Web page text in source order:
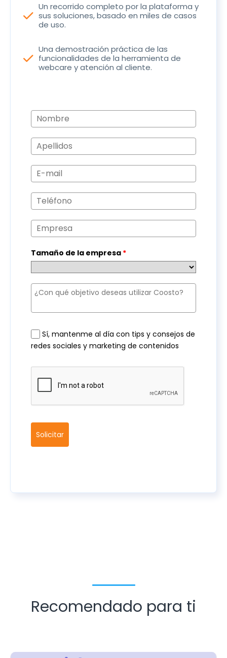
Un recorrido completo por la plataforma y
sus soluciones, basado en miles de casos
de uso.
check
Una demostración práctica de las
funcionalidades de la herramienta de
webcare y atención al cliente.
check
Tamaño de la empresa *
Sí, mantenme al día con tips y consejos de
redes sociales y marketing de contenidos
Solicitar
Recomendado para ti